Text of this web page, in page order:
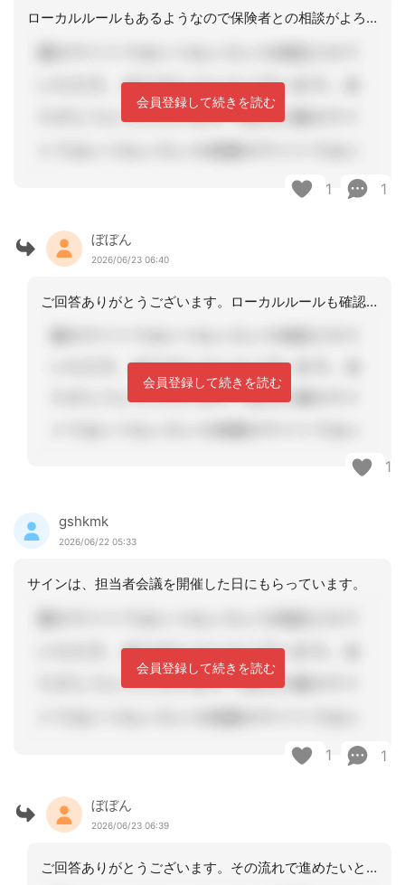
ローカルルールもあるようなので保険者との相談がよろしいかと思います。ちなみに当方
会員登録して続きを読む
1 1
ぼぼん
2026/06/23 06:40
ご回答ありがとうございます。ローカルルールも確認します。
会員登録して続きを読む
1
gshkmk
2026/06/22 05:33
サインは、担当者会議を開催した日にもらっています。
会員登録して続きを読む
1 1
ぼぼん
2026/06/23 06:39
ご回答ありがとうございます。その流れで進めたいと思います。